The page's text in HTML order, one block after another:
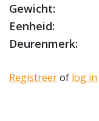
Gewicht:
Eenheid:
Deurenmerk:
Registreerof log in